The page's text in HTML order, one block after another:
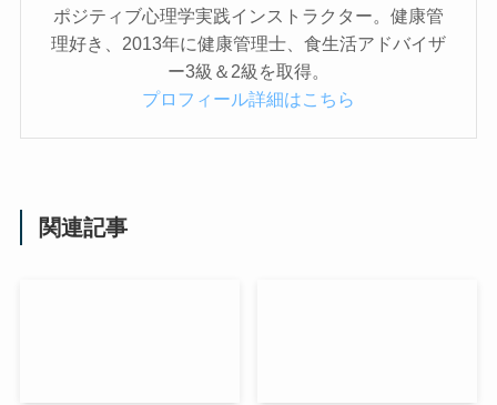
ポジティブ心理学実践インストラクター。健康管
理好き、2013年に健康管理士、食生活アドバイザ
ー3級＆2級を取得。
プロフィール詳細はこちら
関連記事